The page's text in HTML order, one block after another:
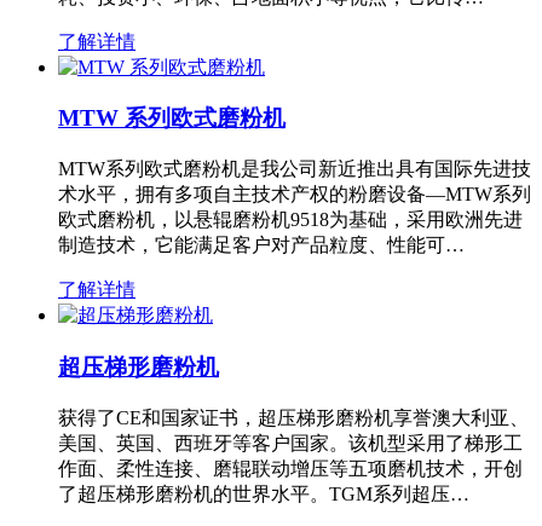
了解详情
MTW 系列欧式磨粉机
MTW系列欧式磨粉机是我公司新近推出具有国际先进技
术水平，拥有多项自主技术产权的粉磨设备—MTW系列
欧式磨粉机，以悬辊磨粉机9518为基础，采用欧洲先进
制造技术，它能满足客户对产品粒度、性能可…
了解详情
超压梯形磨粉机
获得了CE和国家证书，超压梯形磨粉机享誉澳大利亚、
美国、英国、西班牙等客户国家。该机型采用了梯形工
作面、柔性连接、磨辊联动增压等五项磨机技术，开创
了超压梯形磨粉机的世界水平。TGM系列超压…